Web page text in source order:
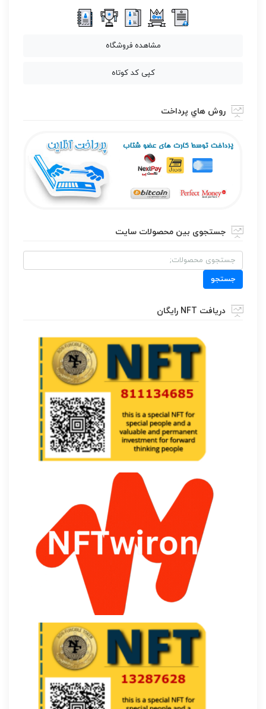
مشاهده فروشگاه
کپی کد کوتاه
روش هاي پرداخت
جستجوی بین محصولات سایت
جستجو
برای:
جستجو
دریافت NFT رایگان